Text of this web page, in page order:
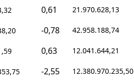
0,61 21.970.628,13
-0,78 42.958.188,74
0,63 12.041.644,21
-2,55 12.380.970.235,50